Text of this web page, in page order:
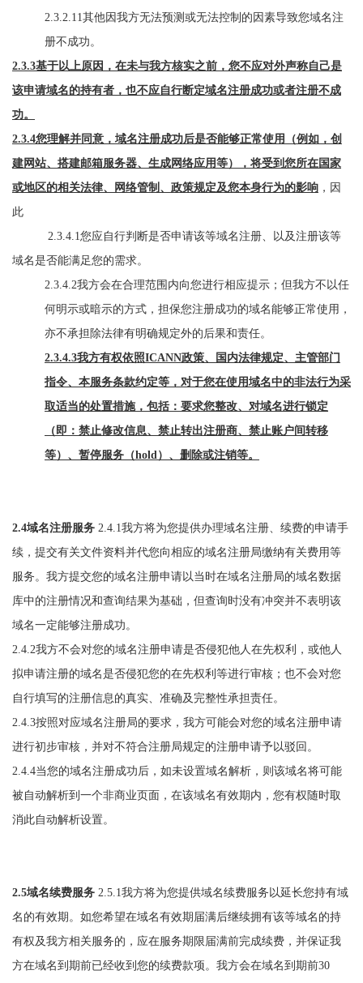
2.3.2.11其他因我方无法预测或无法控制的因素导致您域名注
册不成功。
2.3.3基于以上原因，在未与我方核实之前，您不应对外声称自己是
该申请域名的持有者，也不应自行断定域名注册成功或者注册不成
功。
2.3.4您理解并同意，域名注册成功后是否能够正常使用（例如，创
建网站、搭建邮箱服务器、生成网络应用等），将受到您所在国家
或地区的相关法律、网络管制、政策规定及您本身行为的影响 ，因
此
2.3.4.1您应自行判断是否申请该等域名注册、以及注册该等
域名是否能满足您的需求。
2.3.4.2我方会在合理范围内向您进行相应提示；但我方不以任
何明示或暗示的方式，担保您注册成功的域名能够正常使用，
亦不承担除法律有明确规定外的后果和责任。
2.3.4.3我方有权依照ICANN政策、国内法律规定、主管部门
指令、本服务条款约定等，对于您在使用域名中的非法行为采
取适当的处置措施，包括：要求您整改、对域名进行锁定
（即：禁止修改信息、禁止转出注册商、禁止账户间转移
等）、暂停服务（hold）、删除或注销等。
2.4域名注册服务 2.4.1我方将为您提供办理域名注册、续费的申请手
续，提交有关文件资料并代您向相应的域名注册局缴纳有关费用等
服务。我方提交您的域名注册申请以当时在域名注册局的域名数据
库中的注册情况和查询结果为基础，但查询时没有冲突并不表明该
域名一定能够注册成功。
2.4.2我方不会对您的域名注册申请是否侵犯他人在先权利，或他人
拟申请注册的域名是否侵犯您的在先权利等进行审核；也不会对您
自行填写的注册信息的真实、准确及完整性承担责任。
2.4.3按照对应域名注册局的要求，我方可能会对您的域名注册申请
进行初步审核，并对不符合注册局规定的注册申请予以驳回。
2.4.4当您的域名注册成功后，如未设置域名解析，则该域名将可能
被自动解析到一个非商业页面，在该域名有效期内，您有权随时取
消此自动解析设置。
2.5域名续费服务 2.5.1我方将为您提供域名续费服务以延长您持有域
名的有效期。如您希望在域名有效期届满后继续拥有该等域名的持
有权及我方相关服务的，应在服务期限届满前完成续费，并保证我
方在域名到期前已经收到您的续费款项。我方会在域名到期前30